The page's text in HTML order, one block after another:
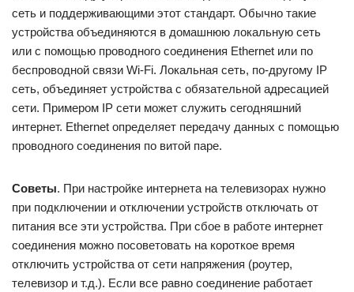
сеть и поддерживающими этот стандарт. Обычно такие
устройства объединяются в домашнюю локальную сеть
или с помощью проводного соединения Ethernet или по
беспроводной связи Wi-Fi. Локальная сеть, по-другому IP
сеть, объединяет устройства с обязательной адресацией
сети. Примером IP сети может служить сегодняшний
интернет. Ethernet определяет передачу данных с помощью
проводного соединения по витой паре.
Советы. При настройке интернета на телевизорах нужно
при подключении и отключении устройств отключать от
питания все эти устройства. При сбое в работе интернет
соединения можно посоветовать на короткое время
отключить устройства от сети напряжения (роутер,
телевизор и т.д.). Если все равно соединение работает